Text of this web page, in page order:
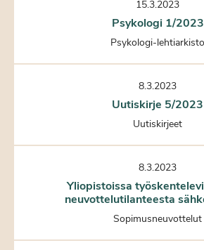
15.3.2023
Psykologi 1/2023
Psykologi-lehtiarkisto
8.3.2023
Uutiskirje 5/2023
Uutiskirjeet
8.3.2023
Yliopistoissa
neuvottelutilanteesta
Sopimusneuvottelut